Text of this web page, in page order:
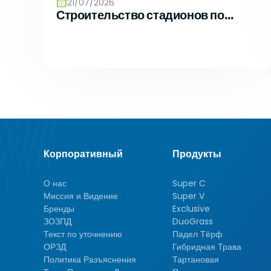
21/07/2026
Строительство стадионов по
Корпоративный
О нас
Миссия и Видение
Бренды
ЗОЗПД
Текст по уточнению
ОРЗД
Политика Разъяснения
Продукты
Super C
Super V
Exclusive
DuoGrass
Падел Тёрф
Гибридная Трава
Тартановая
içinde tekrar
Aynı
gerekebilir,
sitesindeki
İnternet
Politikası
sahiplerinin
Firma Adı
Adres: